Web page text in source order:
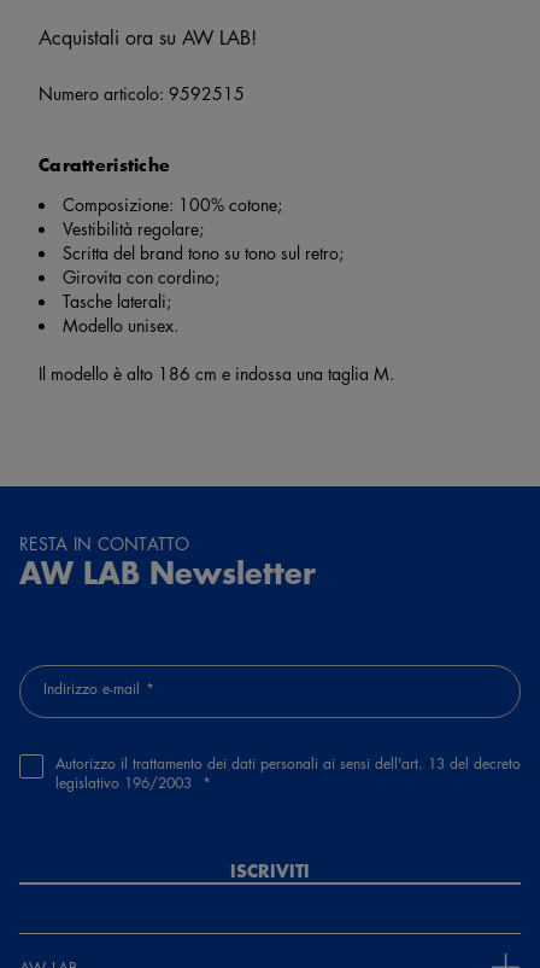
Acquistali ora su AW LAB!
Numero articolo: 9592515
Caratteristiche
Composizione: 100% cotone;
Vestibilità regolare;
Scritta del brand tono su tono sul retro;
Girovita con cordino;
Tasche laterali;
Modello unisex.
Il modello è alto 186 cm e indossa una taglia M.
RESTA IN CONTATTO
AW LAB Newsletter
Indirizzo e-mail
Autorizzo il trattamento dei dati personali ai sensi dell'art. 13 del decreto
legislativo 196/2003
ISCRIVITI